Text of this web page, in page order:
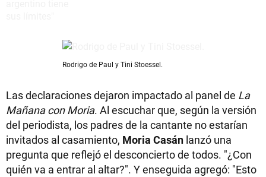
Rodrigo de Paul y Tini Stoessel.
Las declaraciones dejaron impactado al panel de La
Mañana con Moria. Al escuchar que, según la versión
del periodista, los padres de la cantante no estarían
invitados al casamiento, Moria Casán lanzó una
pregunta que reflejó el desconcierto de todos. "¿Con
quién va a entrar al altar?". Y enseguida agregó: "Esto